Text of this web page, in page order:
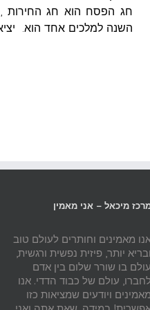
חג הפסח הוא חג החירות
השנה למלכים אחד הוא.
מיכאל – אני מאמין
מאמינים וחותרים לעולם טוב
ובריא יותר, פיזית נפשית ורגשית,
עולם בו שורר שלום בין אדם
לחברו, עולם של כבוד הדדי. אנו
מאמינים ויודעים שמציאות כזו